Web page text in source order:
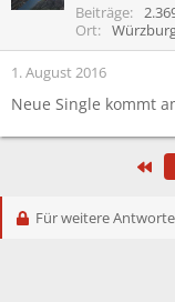
Beiträge
Ort
1. August 2016
Neue Single kommt
Für weitere